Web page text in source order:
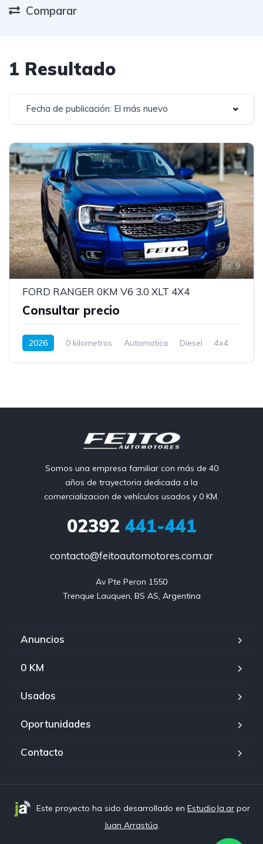
Comparar
1 Resultado
Fecha de publicación: El más nuevo
9
FORD RANGER 0KM V6 3.0 XLT 4X4
Consultar precio
2026 0 kilometros Automatica Diesel 4x4
Somos una empresa familiar con más de 40
años de trayectoria dedicada a la
comercializacion de vehículos usados y 0 KM.
02392 441-441
contacto@feitoautomotores.com.ar
Av Pte Peron 1550
Trenque Lauquen, BS AS, Argentina
Anuncios
0 KM
Usados
Oportunidades
Contacto
Este proyecto ha sido desarrollado en EstudioJa.ar por
Juan Arrastúa.
¿Podemos ayudarte?